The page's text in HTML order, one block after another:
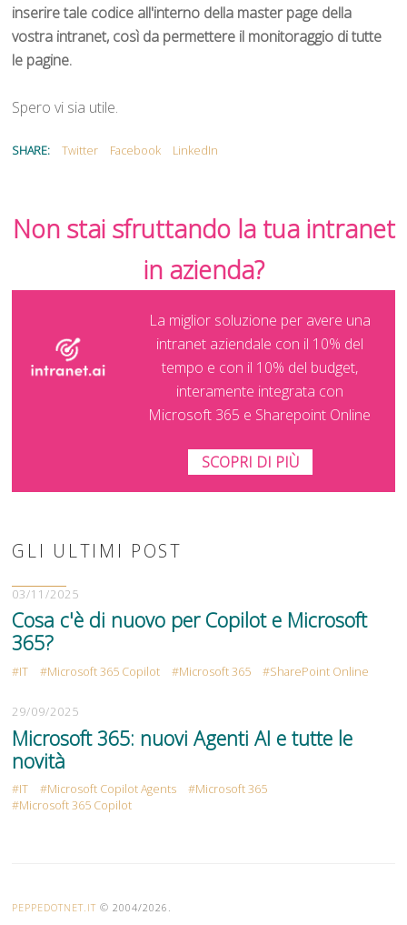
inserire tale codice all'interno della master page della
vostra intranet, così da permettere il monitoraggio di tutte
le pagine.
Spero vi sia utile.
SHARE: Twitter Facebook LinkedIn
Non stai sfruttando la tua intranet
in azienda?
La miglior soluzione per avere una
intranet aziendale con il 10% del
tempo e con il 10% del budget,
interamente integrata con
Microsoft 365 e Sharepoint Online
SCOPRI DI PIÙ
GLI ULTIMI POST
03/11/2025
Cosa c'è di nuovo per Copilot e Microsoft
365?
IT Microsoft 365 Copilot Microsoft 365 SharePoint Online
29/09/2025
Microsoft 365: nuovi Agenti AI e tutte le
novità
IT Microsoft Copilot Agents
Microsoft 365
Microsoft 365 Copilot
PEPPEDOTNET.IT © 2004/2026.